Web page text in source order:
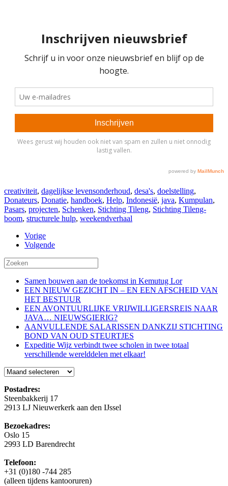
creativiteit, dagelijkse levensonderhoud, desa's, doelstelling,
Donateurs, Donatie, handboek, Help, Indonesië, java, Kumpulan,
Pasars, projecten, Schenken, Stichting Tileng, Stichting Tileng-
boom, structurele hulp, weekendverhaal
Vorige
Volgende
Samen bouwen aan de toekomst in Kemutug Lor
EEN NIEUW GEZICHT IN – EN EEN AFSCHEID VAN
HET BESTUUR
EEN AVONTUURLIJKE VRIJWILLIGERSREIS NAAR
JAVA… NIEUWSGIERIG?
AANVULLENDE SALARISSEN DANKZIJ STICHTING
BOND VAN OUD STEURTJES
Expeditie Wijz verbindt twee scholen in twee totaal
verschillende werelddelen met elkaar!
Blog
Postadres:
Steenbakkerij 17
2913 LJ Nieuwerkerk aan den IJssel
Bezoekadres:
Oslo 15
2993 LD Barendrecht
Telefoon:
+31 (0)180 -744 285
(alleen tijdens kantooruren)